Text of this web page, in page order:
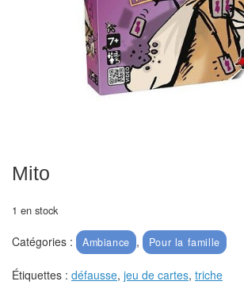
Echiquiers
clubs
&
Mito
1 en stock
Catégories : Ambiance , Pour la famille
Étiquettes : défausse, jeu de cartes, triche